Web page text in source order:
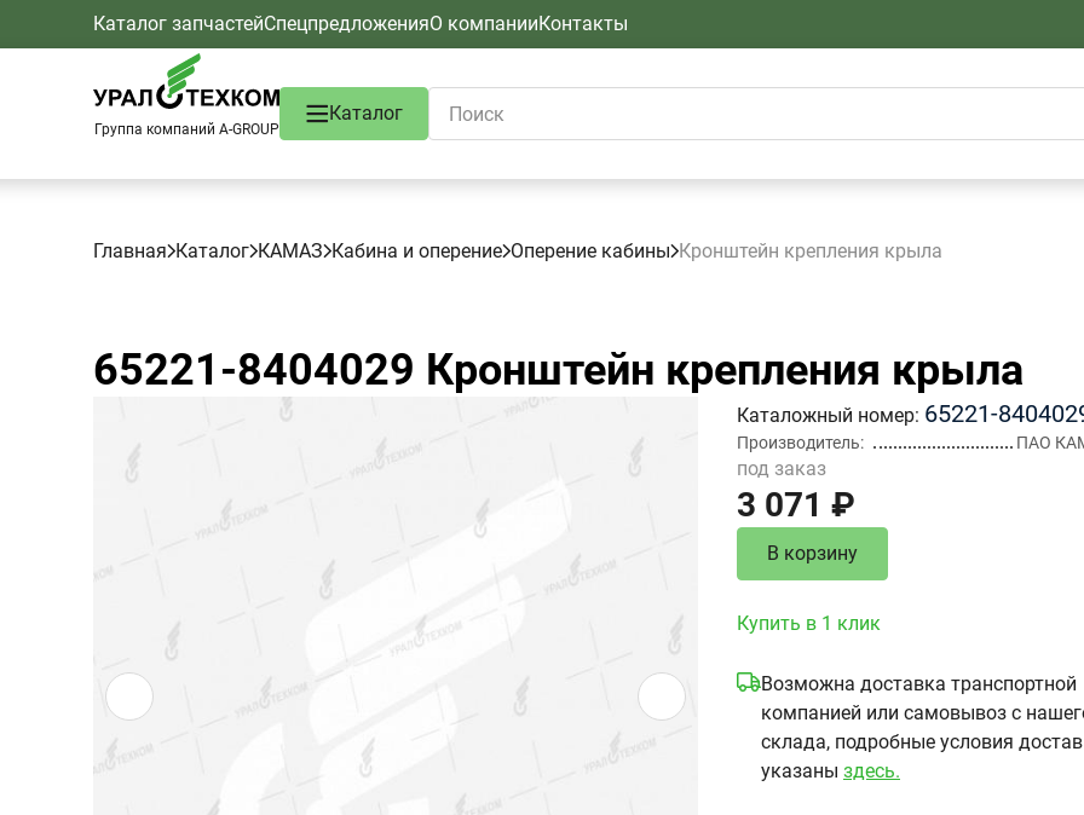
Каталог запчастейСпецпредложенияО компанииКонтакты
Группа компаний A-GROUP
Каталог
Главная Каталог КАМАЗ Кабина и оперение Оперение кабины Кронштейн крепления крыла
65221-8404029 Кронштейн крепления крыла
Каталожный номер 65221-
Производитель ПАО
под заказ
3 071 ₽
В корзину
Купить в 1 клик
Возможна доставка транспортной
компанией или самовывоз с
склада, подробные условия
указаны здесь.